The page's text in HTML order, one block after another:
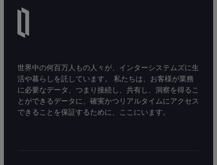
世界中の何百万人もの人々が、インターシステムズに生
活や暮らしを託しています。 私たちは、お客様が業務
に必要なデータ、つまり接続し、共有し、洞察を得るこ
とができるデータに、確実かつリアルタイムにアクセス
できることを保証するために、ここにいます。